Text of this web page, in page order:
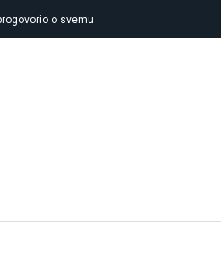
o svemu